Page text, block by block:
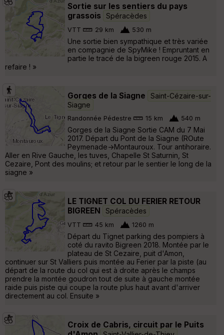
Sortie sur les sentiers du pays
grassois
Spéracèdes
VTT 29 km 530 m
Une sortie bien sympathique et très variée
en compagnie de SpyMike ! Empruntant en
partie le tracé de la bigreen rouge 2015. A
refaire ! »
Gorges de la Siagne
Saint-Cézaire-sur-
Siagne
Randonnée Pédestre 15 km 540 m
Gorges de la Siagne Sortie CAM du 7 Mai
2017. Départ du Pont de la Siagne (ROute
Peymenade->Montauroux. Tour antihoraire.
Aller en Rive Gauche, les tuves, Chapelle St Saturnin, St
Cezaire, Pont des moulins; et retour par le sentier le long de la
siagne »
LE TIGNET COL DU FERIER RETOUR
BIGREEN
Spéracèdes
VTT 45 km 1260 m
Départ du Tignet parking des pompiers à
coté du ravito Bigreen 2018. Montée par le
plateau de St Cezaire, puit d'Amon,
continuer sur St Valliers puis montée au Ferier par la piste (au
départ de la route du col qui est à droite après le champs
prendre la montée goudron tout de suite à gauche montée
raide puis piste qui coupe la route plus haut avant d'arriver
directement au col. Ensuite »
Croix de Cabris, circuit par le Puits